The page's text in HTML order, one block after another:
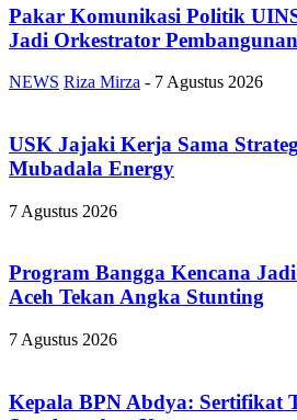
Pakar Komunikasi Politik
Jadi Orkestrator Pembangunan
NEWS Riza Mirza - 7 Agustus 2026
USK Jajaki Kerja Sama
Mubadala Energy
7 Agustus 2026
Program Bangga Kencana
Aceh Tekan Angka Stunting
7 Agustus 2026
Kepala BPN Abdya: Sertifikat